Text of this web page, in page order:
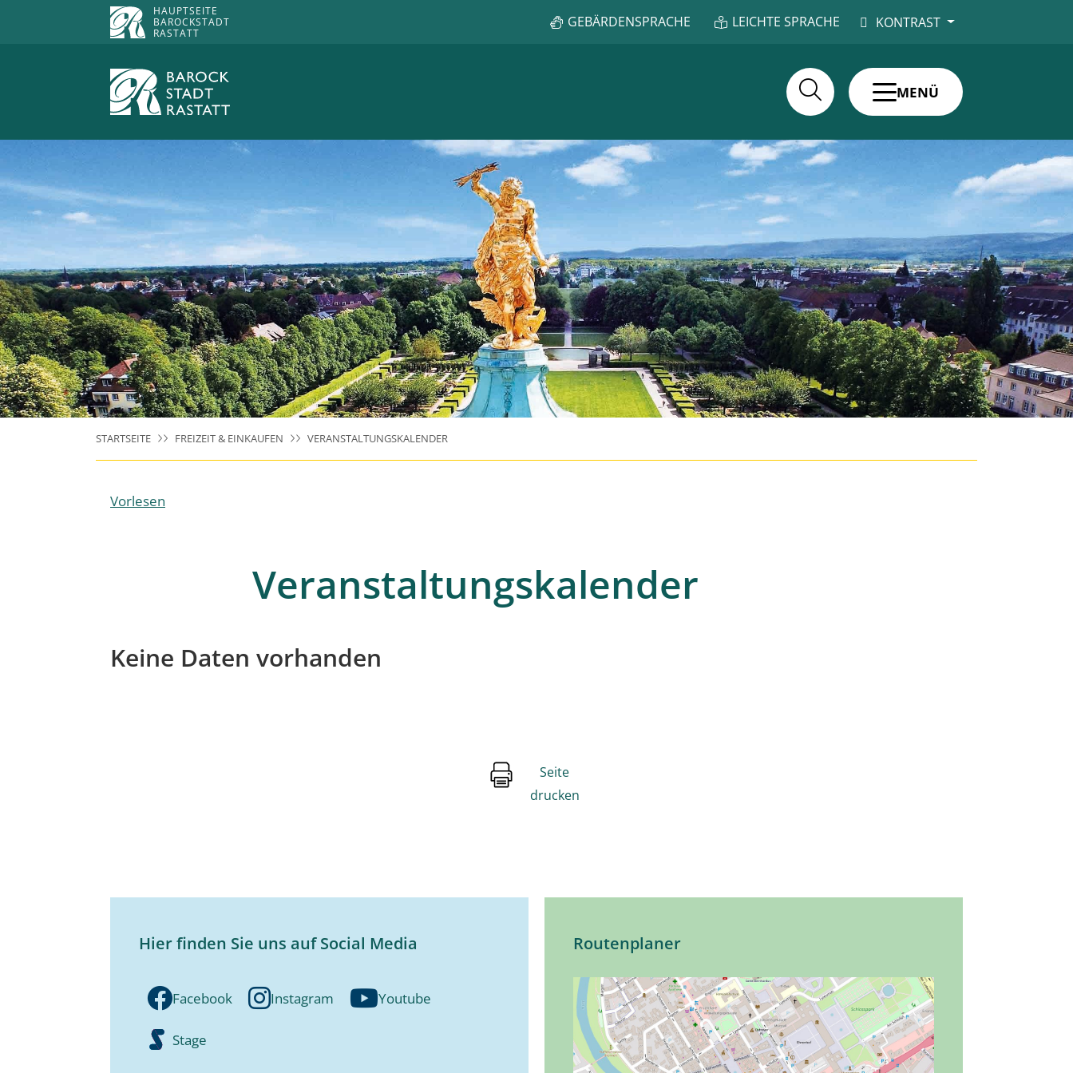
HAUPTSEITE
BAROCKSTADT
RASTATT
GEBÄRDENSPRACHE LEICHTE SPRACHE KONTRAST
MENÜ
STARTSEITE FREIZEIT & EINKAUFEN VERANSTALTUNGSKALENDER
Vorlesen
Veranstaltungskalender
Keine Daten vorhanden
Seite
drucken
Hier finden Sie uns auf Social Media
Facebook Instagram Youtube
Stage
Routenplaner